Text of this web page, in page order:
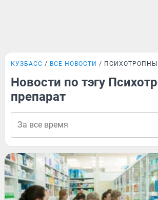
КУЗБАСС ВСЕ НОВОСТИ
Новости по тэгу
препарат